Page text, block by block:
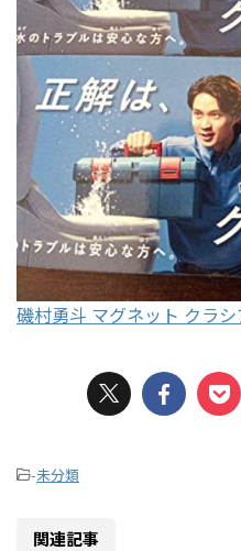
磯村勇斗 マグネット クラシ
-未分類
関連記事